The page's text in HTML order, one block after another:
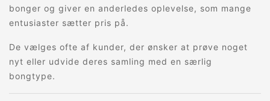
bonger og giver en anderledes oplevelse, som mange
entusiaster sætter pris på.
De vælges ofte af kunder, der ønsker at prøve noget
nyt eller udvide deres samling med en særlig
bongtype.